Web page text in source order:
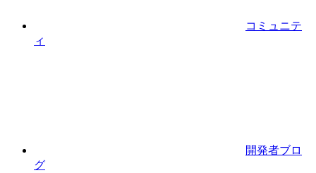
コミュニテ
ィ
開発者ブロ
グ